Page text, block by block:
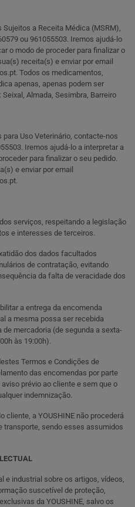
a Receita Médica (MSRM),
ou 961055503. Iremos ajudá-lo
o modo de proceder para finalizar o
receita(s) e enviar por email
. Todos os medicamentos,
apenas, apenas podem ser
Almada, Sesimbra, Barreiro
Uso Veterinário, contacte-nos
Iremos ajudá-lo a interpretar a
para finalizar o seu pedido.
e enviar por email
.
serviços, respeitando a legislação
e interesses de terceiros.
dos dados facultados
de contratação, evitando
da falta de veracidade dos
a entrega da encomenda
a mesma possa ser recebida
mercadoria (de segunda a sexta-
às 19:00h).
Termos e Condições de
das encomendas por parte
prévio ao cliente e sem que o
indemnização.
cliente, a YOUSHINE não procederá
transporte, sendo esses assumidos
e industrial sobre os artigos, vídeos,
suscetível de proteção,
da YOUSHINE, salvo os